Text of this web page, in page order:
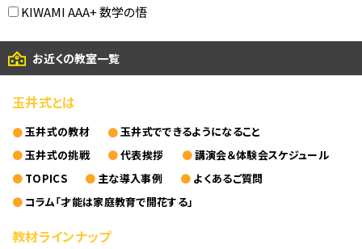
KIWAMI AAA+ 数学の悟
お近くの教室一覧
玉井式とは
玉井式の教材
玉井式でできるようになること
玉井式の挑戦
代表挨拶
講演会＆体験会スケジュール
TOPICS
主な導入事例
よくあるご質問
コラム「才能は家庭教育で開花する」
教材ラインナップ